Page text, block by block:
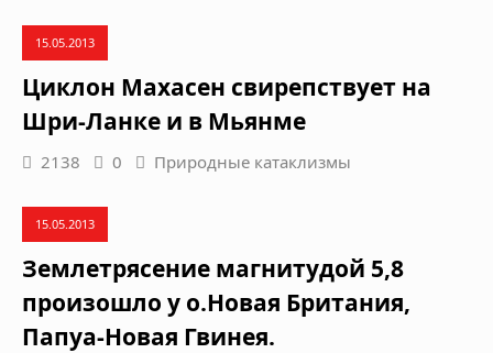
15.05.2013
Циклон Махасен свирепствует на
Шри-Ланке и в Мьянме
2138 0 Природные катаклизмы
15.05.2013
Землетрясение магнитудой 5,8
произошло у о.Новая Британия,
Папуа-Новая Гвинея.